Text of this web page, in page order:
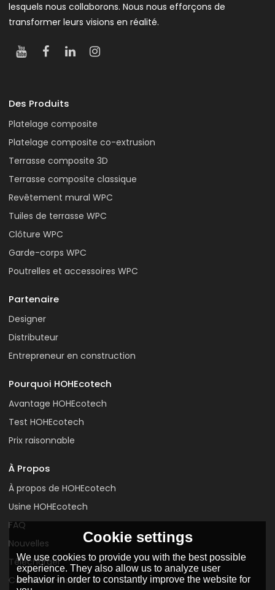
lesquels nous collaborons. Nous nous efforçons de
transformer leurs visions en réalité.
Des Produits
Platelage composite
Platelage composite co-extrusion
Terrasse composite 3D
Terrasse composite classique
Revêtement mural WPC
Tuiles de terrasse WPC
Clôture WPC
Garde-corps WPC
Poutrelles et accessoires WPC
Partenaire
Designer
Distributeur
Entrepreneur en construction
Pourquoi HOHEcotech
Avantage HOHEcotech
Test HOHEcotech
Prix raisonnable
À Propos
À propos de HOHEcotech
Usine HOHEcotech
FAQ
Nouvelles
Télécharger
Contactez-nous
Cookie settings
We use cookies to provide you with the best possible
experience. They also allow us to analyze user
behavior in order to constantly improve the website for